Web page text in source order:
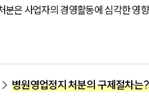
분은 사업자의 경영활동에 심각한 영
병원영업정지 처분의 구제절차는?